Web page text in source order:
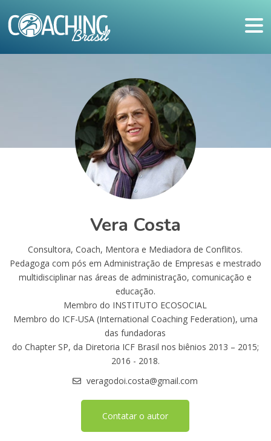
Vera Costa
Consultora, Coach, Mentora e Mediadora de Conflitos.
Pedagoga com pós em Administração de Empresas e mestrado
multidisciplinar nas áreas de administração, comunicação e
educação.
Membro do INSTITUTO ECOSOCIAL
Membro do ICF-USA (International Coaching Federation), uma
das fundadoras
do Chapter SP, da Diretoria ICF Brasil nos biênios 2013 – 2015;
2016 - 2018.
veragodoi.costa@gmail.com
Contatar o autor